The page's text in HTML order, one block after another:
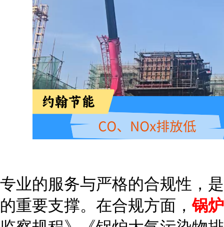
专业的服务与严格的合规性，
的重要支撑。在合规方面，锅